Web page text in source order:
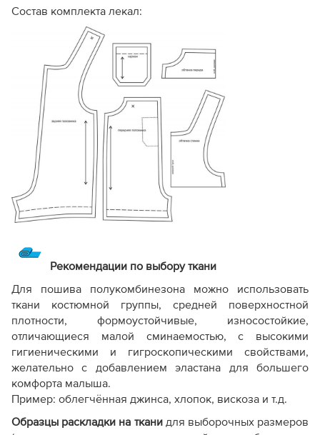
Состав комплекта лекал:
Рекомендации по выбору ткани
Для пошива полукомбинезона можно использовать
ткани костюмной группы, средней поверхностной
плотности, формоустойчивые, износостойкие,
отличающиеся малой сминаемостью, с высокими
гигиеническими и гигроскопическими свойствами,
желательно с добавлением эластана для большего
комфорта малыша.
Пример: облегчённая джинса, хлопок, вискоза и т.д.
Образцы раскладки на ткани для выборочных размеров